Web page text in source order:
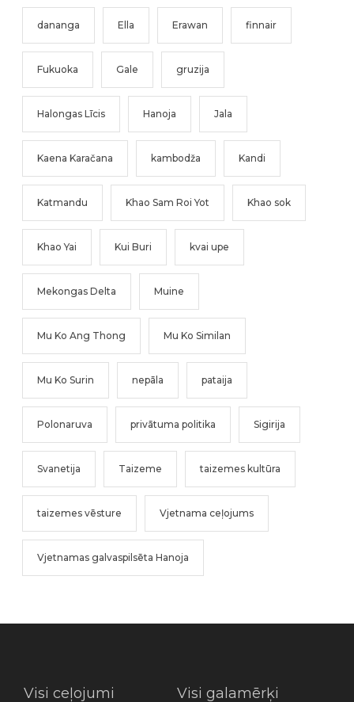
dananga Ella Erawan finnair
Fukuoka Gale gruzija
Halongas Līcis Hanoja Jala
Kaena Karačana kambodža Kandi
Katmandu Khao Sam Roi Yot Khao sok
Khao Yai Kui Buri kvai upe
Mekongas Delta Muine
Mu Ko Ang Thong Mu Ko Similan
Mu Ko Surin nepāla pataija
Polonaruva privātuma politika Sigirija
Svanetija Taizeme taizemes kultūra
taizemes vēsture Vjetnama ceļojums
Vjetnamas galvaspilsēta Hanoja
Visi ceļojumi Visi galamērķi